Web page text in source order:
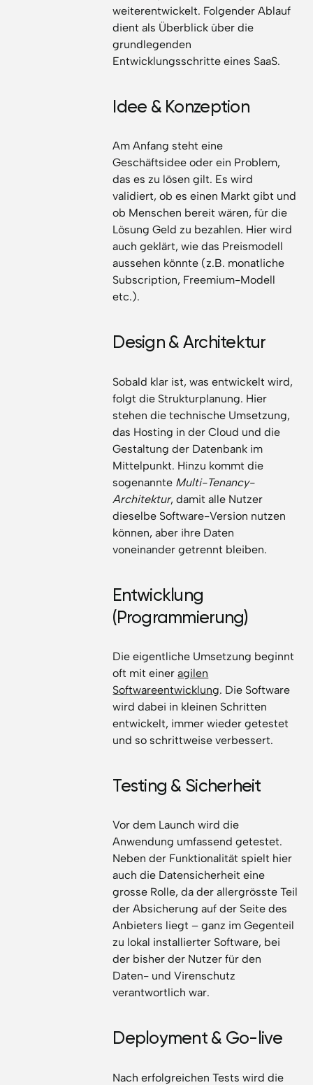
weiterentwickelt. Folgender Ablauf
dient als Überblick über die
grundlegenden
Entwicklungsschritte eines SaaS.
Idee & Konzeption
Am Anfang steht eine
Geschäftsidee oder ein Problem,
das es zu lösen gilt. Es wird
validiert, ob es einen Markt gibt und
ob Menschen bereit wären, für die
Lösung Geld zu bezahlen. Hier wird
auch geklärt, wie das Preismodell
aussehen könnte (z.B. monatliche
Subscription, Freemium-Modell
etc.).
Design & Architektur
Sobald klar ist, was entwickelt wird,
folgt die Strukturplanung. Hier
stehen die technische Umsetzung,
das Hosting in der Cloud und die
Gestaltung der Datenbank im
Mittelpunkt. Hinzu kommt die
sogenannte Multi-Tenancy-
Architektur, damit alle Nutzer
dieselbe Software-Version nutzen
können, aber ihre Daten
voneinander getrennt bleiben.
Entwicklung
(Programmierung)
Die eigentliche Umsetzung beginnt
oft mit eineragilen
Softwareentwicklung. Die Software
wird dabei in kleinen Schritten
entwickelt, immer wieder getestet
und so schrittweise verbessert.
Testing & Sicherheit
Vor dem Launch wird die
Anwendung umfassend getestet.
Neben der Funktionalität spielt hier
auch die Datensicherheit eine
grosse Rolle, da der allergrösste Teil
der Absicherung auf der Seite des
Anbieters liegt – ganz im Gegenteil
zu lokal installierter Software, bei
der bisher der Nutzer für den
Daten- und Virenschutz
verantwortlich war.
Deployment & Go-live
Nach erfolgreichen Tests wird die